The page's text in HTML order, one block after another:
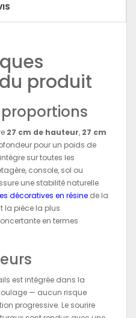
produit
27 cm de hauteur, 27 cm
pour un poids de
sur toutes les
console, sol ou
une stabilité naturelle
décoratives en résine de la
la pièce la plus
en termes
est intégrée dans la
— aucun risque
progressive. Le sourire